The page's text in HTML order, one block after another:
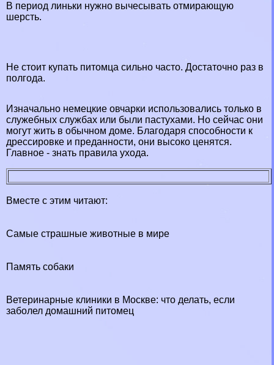
В период линьки нужно вычесывать отмирающую
шерсть.
Не стоит купать питомца сильно часто. Достаточно раз в
полгода.
Изначально немецкие овчарки использовались только в
служебных службах или были пастухами. Но сейчас они
могут жить в обычном доме. Благодаря способности к
дрессировке и преданности, они высоко ценятся.
Главное - знать правила ухода.
Вместе с этим читают:
Cамые страшные животные в мире
Память собаки
Ветеринарные клиники в Москве: что делать, если
заболел домашний питомец